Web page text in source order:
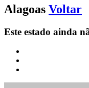
Alagoas Voltar
Este estado ainda